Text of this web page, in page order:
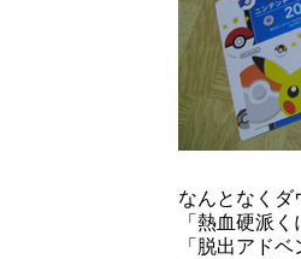
なんとなくダ
「熱血硬派
「脱出アド